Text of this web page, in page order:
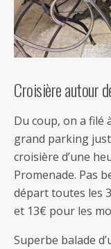
Croisière autour
Du coup, on a filé
grand parking
croisière d’une
Promenade. Pas
départ toutes les
et 13€ pour les
Superbe balade